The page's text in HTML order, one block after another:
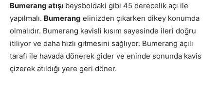
Bumerang atışı beysboldaki gibi 45 derecelik açı ile
yapılmalı. Bumerang elinizden çıkarken dikey konumda
olmalıdır. Bumerang kavisli kısım sayesinde ileri doğru
itiliyor ve daha hızlı gitmesini sağlıyor. Bumerang açılı
tarafı ile havada dönerek gider ve eninde sonunda kavis
çizerek atıldığı yere geri döner.